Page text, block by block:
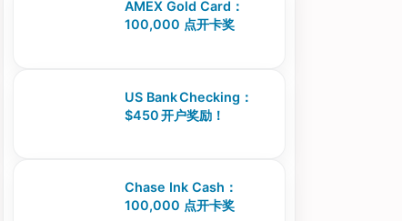
AMEX Gold Card：
100,000 点开卡奖
US Bank Checking：
$450 开户奖励！
Chase Ink Cash：
100,000 点开卡奖